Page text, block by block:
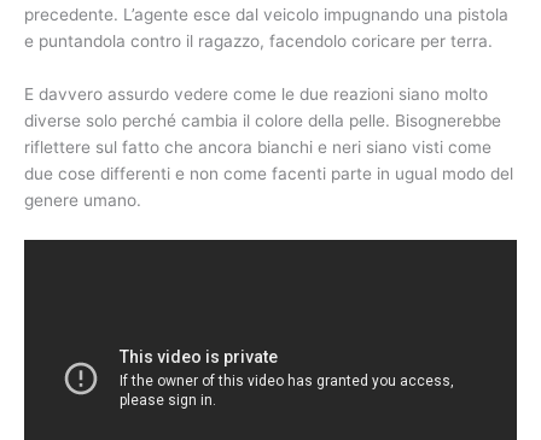
precedente. L’agente esce dal veicolo impugnando una pistola
e puntandola contro il ragazzo, facendolo coricare per terra.
E davvero assurdo vedere come le due reazioni siano molto
diverse solo perché cambia il colore della pelle. Bisognerebbe
riflettere sul fatto che ancora bianchi e neri siano visti come
due cose differenti e non come facenti parte in ugual modo del
genere umano.